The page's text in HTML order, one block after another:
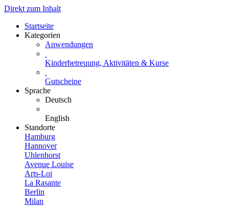
Direkt zum Inhalt
Startseite
Kategorien
Anwendungen
Kinderbetreuung, Aktivitäten & Kurse
Gutscheine
Sprache
Deutsch
English
Standorte
Hamburg
Hannover
Uhlenhorst
Avenue Louise
Arts-Loi
La Rasante
Berlin
Milan